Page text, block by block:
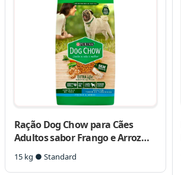
Ração Dog Chow para Cães
Adultos sabor Frango e Arroz
Controle de Peso – 15kg Purina
Adulto – Sabor Frango
15 kg ● Standard